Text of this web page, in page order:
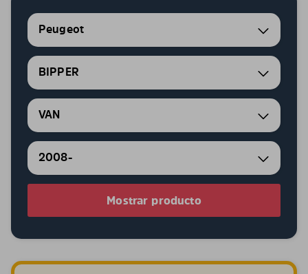
Peugeot
BIPPER
VAN
2008-
Mostrar producto